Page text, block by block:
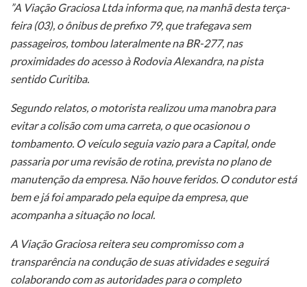
”A Viação Graciosa Ltda informa que, na manhã desta terça-
feira (03), o ônibus de prefixo 79, que trafegava sem
passageiros, tombou lateralmente na BR-277, nas
proximidades do acesso à Rodovia Alexandra, na pista
sentido Curitiba.
Segundo relatos, o motorista realizou uma manobra para
evitar a colisão com uma carreta, o que ocasionou o
tombamento. O veículo seguia vazio para a Capital, onde
passaria por uma revisão de rotina, prevista no plano de
manutenção da empresa. Não houve feridos. O condutor está
bem e já foi amparado pela equipe da empresa, que
acompanha a situação no local.
A Viação Graciosa reitera seu compromisso com a
transparência na condução de suas atividades e seguirá
colaborando com as autoridades para o completo